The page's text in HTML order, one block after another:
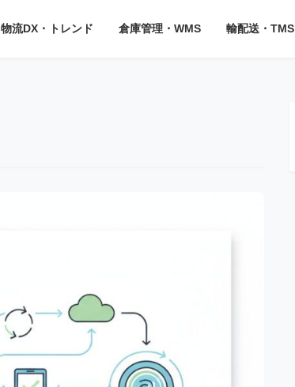
物流DX・トレンド 倉庫管理・WMS 輸配送・TMS